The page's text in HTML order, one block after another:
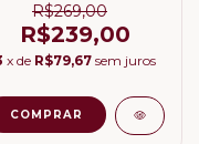
R$269,00
R$239,00
x de R$79,67 sem juros